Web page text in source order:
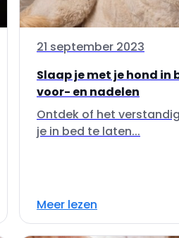
21 september 2023
Slaap je met je hond in
voor- en nadelen
Ontdek of het
je in bed te laten...
Meer lezen